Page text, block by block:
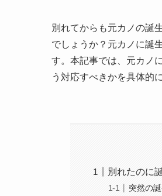
別れてからも元カノの誕
でしょうか？元カノに誕
す。本記事では、元カノ
う対応すべきかを具体的
別れたのに
突然の